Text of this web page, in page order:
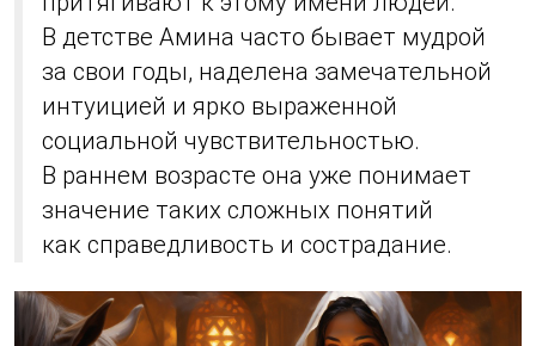
В детстве Амина часто бывает мудрой
за свои годы, наделена замечательной
интуицией и ярко выраженной
социальной чувствительностью.
В раннем возрасте она уже понимает
значение таких сложных понятий
как справедливость и сострадание.